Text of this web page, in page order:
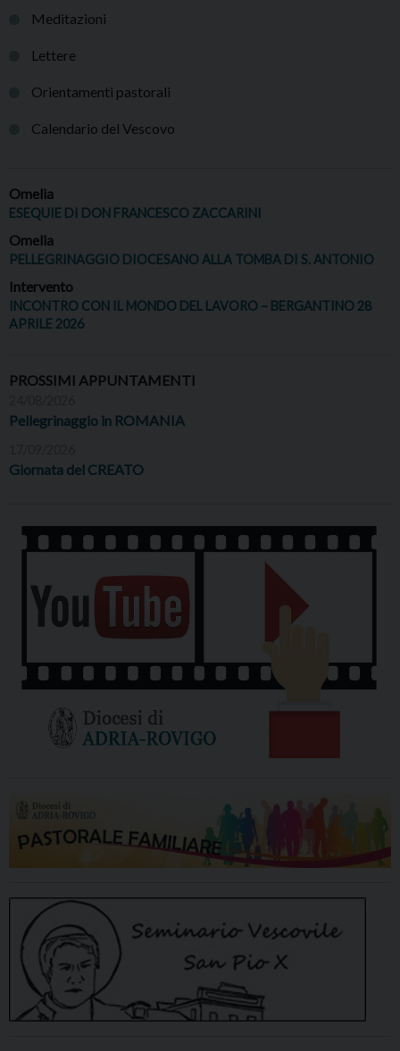
Meditazioni
Lettere
Orientamenti pastorali
Calendario del Vescovo
Omelia
ESEQUIE DI DON FRANCESCO ZACCARINI
Omelia
PELLEGRINAGGIO DIOCESANO ALLA TOMBA DI S. ANTONIO
Intervento
INCONTRO CON IL MONDO DEL LAVORO – BERGANTINO 28
APRILE 2026
PROSSIMI APPUNTAMENTI
Pellegrinaggio in ROMANIA
Giornata del CREATO